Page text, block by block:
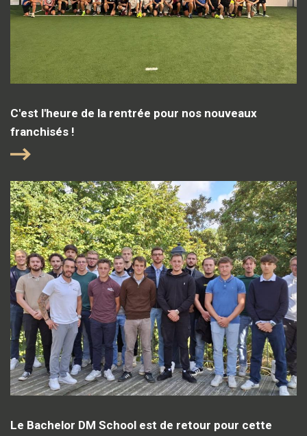
C'est l'heure de la rentrée pour nos nouveaux
franchisés !
Le Bachelor DM School est de retour pour cette